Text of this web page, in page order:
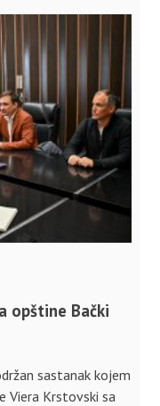
opštine Bački
sastanak kojem
Viera Krstovski sa